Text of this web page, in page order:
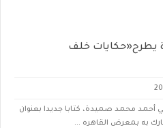
يطرح«حكايات خلف
أحمد محمد صميدة، كتابا جديدا بعنوان
به بمعرض القاهره ...